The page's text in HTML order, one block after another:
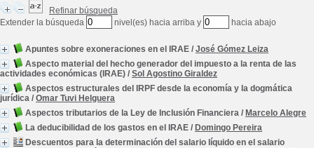
Refinar búsqueda
Extender la búsqueda
nivel(es) hacia arriba y hacia abajo
Apuntes sobre exoneraciones en el IRAE / José Gómez Leiza
Aspecto material del hecho generador del impuesto a la renta de las
actividades económicas (IRAE) / Sol Agostino Giraldez
Aspectos estructurales del IRPF desde la economía y la dogmática
jurídica / Omar Tuvi Helguera
Aspectos tributarios de la Ley de Inclusión Financiera / Marcelo Alegre
La deducibilidad de los gastos en el IRAE / Domingo Pereira
Descuentos para la determinación del salario líquido en el salario